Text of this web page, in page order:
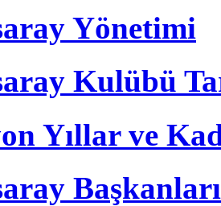
Yönetimi
Kulübü
Yıllar ve
Başkanları